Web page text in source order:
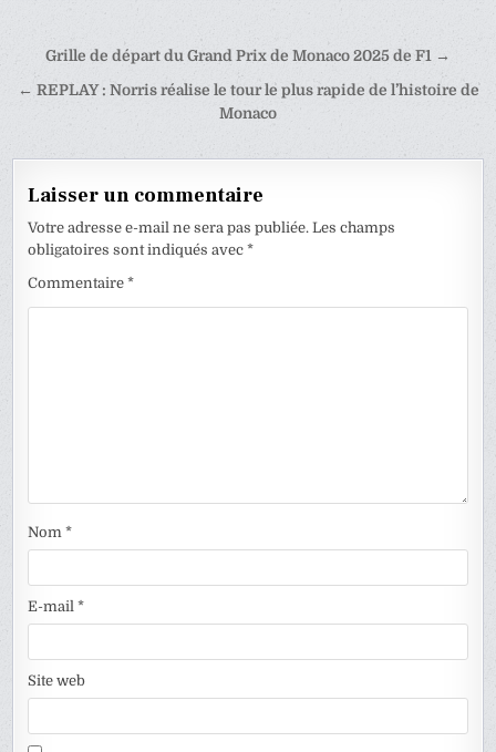
Navigation
de
Grille de départ du Grand Prix de Monaco 2025 de F1 →
← REPLAY : Norris réalise le tour le plus rapide de l’histoire de
Monaco
Laisser un commentaire
Votre adresse e-mail ne sera pas publiée. Les champs
obligatoires sont indiqués avec*
Commentaire*
Nom*
E-mail*
Site web